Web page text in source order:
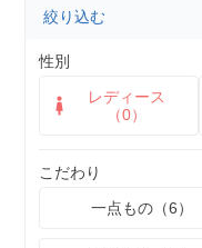
絞り込む
性別
レディース
（0）
こだわり
一点もの（6）